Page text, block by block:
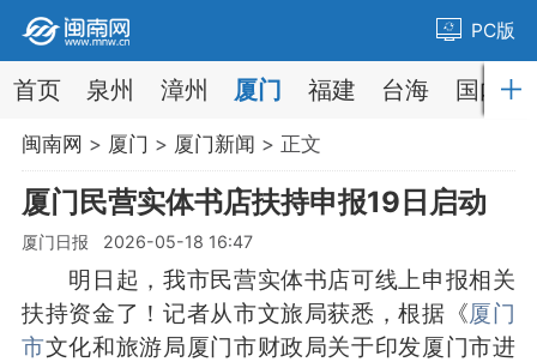
PC版
首页 泉州 漳州 厦门 福建 台海 国内
闽南网 > 厦门 > 厦门新闻 > 正文
厦门民营实体书店扶持申报19日启动
厦门日报 2026-05-18 16:47
明日起，我市民营实体书店可线上申报相关
扶持资金了！记者从市文旅局获悉，根据《厦门
市文化和旅游局厦门市财政局关于印发厦门市进